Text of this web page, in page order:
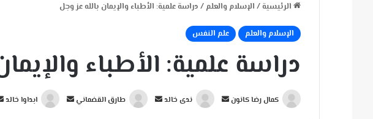
الرئيسية / الإسلام والعلم/ دراسة علمية: الأطباء والإيمان بالله عز وجل
الإسلام والعلم علم النفس
دراسة علمية: الأطباء
كمال رضا كانون
أ
ندى خالد
أ
طارق القضماني
أ
ابداوا خالد